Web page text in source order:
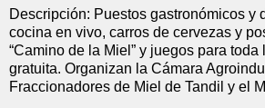
Descripción: Puestos gastronómicos y
cocina en vivo, carros de cervezas y
“Camino de la Miel” y juegos para
gratuita. Organizan la Cámara
Fraccionadores de Miel de Tandil y el